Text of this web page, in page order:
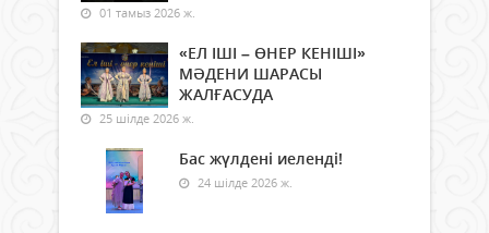
01 тамыз 2026 ж.
«ЕЛ ІШІ – ӨНЕР КЕНІШІ»
МӘДЕНИ ШАРАСЫ
ЖАЛҒАСУДА
25 шілде 2026 ж.
Бас жүлдені иеленді!
24 шілде 2026 ж.